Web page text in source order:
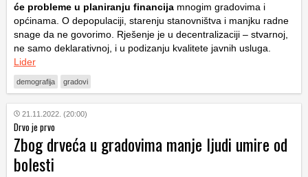
će probleme u planiranju financija mnogim gradovima i
općinama. O depopulaciji, starenju stanovništva i manjku radne
snage da ne govorimo. Rješenje je u decentralizaciji – stvarnoj,
ne samo deklarativnoj, i u podizanju kvalitete javnih usluga.
Lider
demografija gradovi
21.11.2022. (20:00)
Drvo je prvo
Zbog drveća u gradovima manje ljudi umire od
bolesti